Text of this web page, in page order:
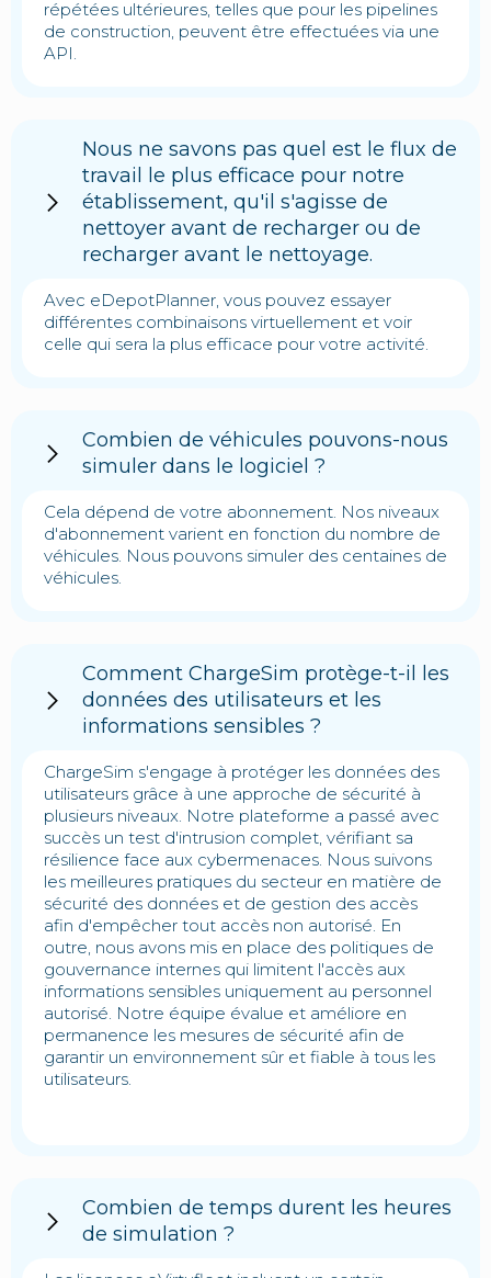
répétées ultérieures, telles que pour les pipelines
de construction, peuvent être effectuées via une
API.
Nous ne savons pas quel est le flux de
travail le plus efficace pour notre
établissement, qu'il s'agisse de
nettoyer avant de recharger ou de
recharger avant le nettoyage.
Avec eDepotPlanner, vous pouvez essayer
différentes combinaisons virtuellement et voir
celle qui sera la plus efficace pour votre activité.
Combien de véhicules pouvons-nous
simuler dans le logiciel ?
Cela dépend de votre abonnement. Nos niveaux
d'abonnement varient en fonction du nombre de
véhicules. Nous pouvons simuler des centaines de
véhicules.
Comment ChargeSim protège-t-il les
données des utilisateurs et les
informations sensibles ?
ChargeSim s'engage à protéger les données des
utilisateurs grâce à une approche de sécurité à
plusieurs niveaux. Notre plateforme a passé avec
succès un test d'intrusion complet, vérifiant sa
résilience face aux cybermenaces. Nous suivons
les meilleures pratiques du secteur en matière de
sécurité des données et de gestion des accès
afin d'empêcher tout accès non autorisé. En
outre, nous avons mis en place des politiques de
gouvernance internes qui limitent l'accès aux
informations sensibles uniquement au personnel
autorisé. Notre équipe évalue et améliore en
permanence les mesures de sécurité afin de
garantir un environnement sûr et fiable à tous les
utilisateurs.
Combien de temps durent les heures
de simulation ?